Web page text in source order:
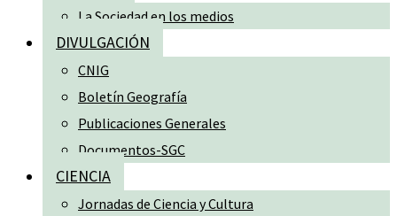
La Sociedad en los medios
DIVULGACIÓN
CNIG
Boletín Geografía
Publicaciones Generales
Documentos-SGC
CIENCIA
Jornadas de Ciencia y Cultura